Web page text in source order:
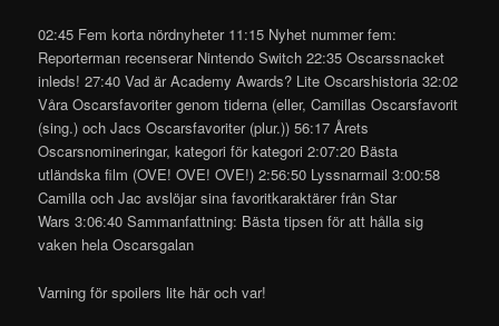
02:45 Fem korta nördnyheter 11:15 Nyhet nummer fem:
Reporterman recenserar Nintendo Switch22:35 Oscarssnacket
inleds!27:40 Vad är Academy Awards? Lite Oscarshistoria32:02
Våra Oscarsfavoriter genom tiderna (eller, Camillas Oscarsfavorit
(sing.) och Jacs Oscarsfavoriter (plur.))56:17 Årets
Oscarsnomineringar, kategori för kategori2:07:20 Bästa
utländska film (OVE! OVE! OVE!)2:56:50 Lyssnarmail3:00:58
Camilla och Jac avslöjar sina favoritkaraktärer från Star
Wars3:06:40 Sammanfattning: Bästa tipsen för att hålla sig
vaken hela Oscarsgalan
Varning för spoilers lite här och var!